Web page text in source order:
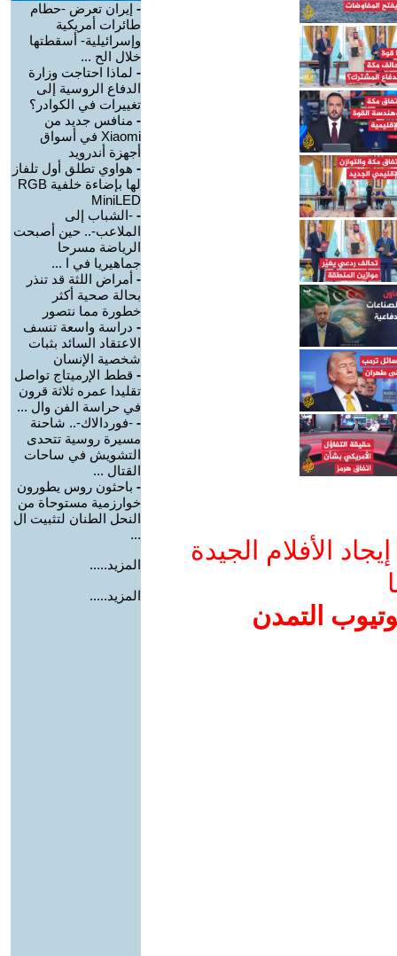
الأفلام الجيدة
التمدن
- إيران تعرض -حطام
طائرات أمريكية
وإسرائيلية- أسقطتها
خلال الح ...
- لماذا احتاجت وزارة
الدفاع الروسية إلى
تغييرات في الكوادر؟
- منافس جديد من
Xiaomi في أسواق
أجهزة أندرويد
- هواوي تطلق أول تلفاز
لها بإضاءة خلفية RGB
MiniLED
- -الشباب إلى
الملاعب-.. حين أصبحت
الرياضة مسرحا
جماهيريا في ا ...
- أمراض اللثة قد تنذر
بحالة صحية أكثر
خطورة مما نتصور
- دراسة واسعة تنسف
الاعتقاد السائد بثبات
شخصية الإنسان
- قطط الإرميتاج تواصل
تقليدا عمره ثلاثة قرون
في حراسة الفن وال ...
- -فوردالاك-.. شاحنة
مسيرة روسية تتحدى
التشويش في ساحات
القتال ...
- باحثون روس يطورون
خوارزمية مستوحاة من
النحل الطنان لتثبيت ال
...
المزيد.....
المزيد.....